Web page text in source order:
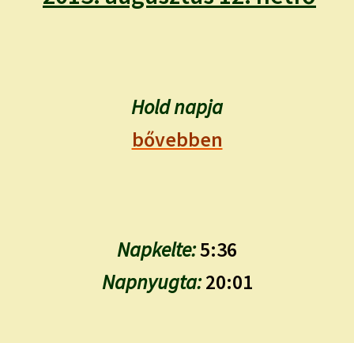
IRATKOZZ FEL A VIDEÓ CSATORNÁNKRA!
TAROT ELEMZÉS MEGRENDELÉSE LIMITÁLT!
Hold napja
bővebben
Napkelte:5:36
Napnyugta:20:01